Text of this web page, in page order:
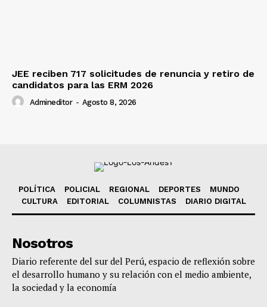
JEE reciben 717 solicitudes de renuncia y retiro de
candidatos para las ERM 2026
Admineditor - Agosto 8, 2026
POLÍTICA POLICIAL REGIONAL DEPORTES
MUNDO
CULTURA
EDITORIAL COLUMNISTAS DIARIO DIGITAL
Nosotros
Diario referente del sur del Perú, espacio de reflexión sobre
el desarrollo humano y su relación con el medio ambiente,
la sociedad y la economía